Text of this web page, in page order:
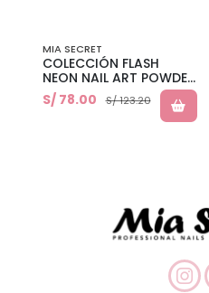
MIA SECRET
COLECCIÓN FLASH
NEON NAIL ART POWDER
X6
S/ 78.00 S/ 123.20